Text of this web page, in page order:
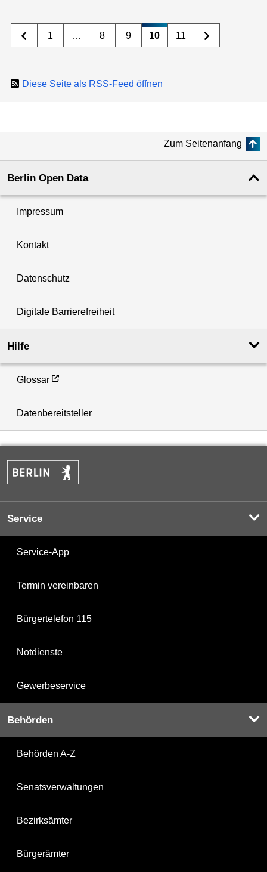
1 … 8 9 10 11
Diese Seite als RSS-Feed öffnen
Zum Seitenanfang
Berlin Open Data
Impressum
Kontakt
Datenschutz
Digitale Barrierefreiheit
Hilfe
Glossar
Datenbereitsteller
Service
Service-App
Termin vereinbaren
Bürgertelefon 115
Notdienste
Gewerbeservice
Behörden
Behörden A-Z
Senatsverwaltungen
Bezirksämter
Bürgerämter